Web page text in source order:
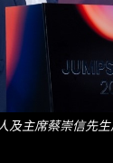
及主席蔡崇信先